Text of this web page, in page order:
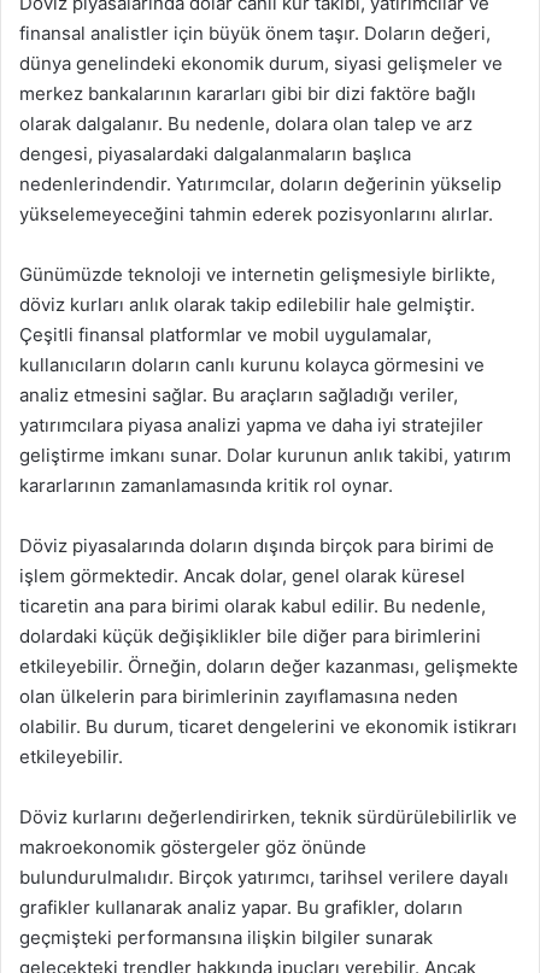
finansal analistler için büyük önem taşır. Doların değeri,
dünya genelindeki ekonomik durum, siyasi gelişmeler ve
merkez bankalarının kararları gibi bir dizi faktöre bağlı
olarak dalgalanır. Bu nedenle, dolara olan talep ve arz
dengesi, piyasalardaki dalgalanmaların başlıca
nedenlerindendir. Yatırımcılar, doların değerinin yükselip
yükselemeyeceğini tahmin ederek pozisyonlarını alırlar.
Günümüzde teknoloji ve internetin gelişmesiyle birlikte,
döviz kurları anlık olarak takip edilebilir hale gelmiştir.
Çeşitli finansal platformlar ve mobil uygulamalar,
kullanıcıların doların canlı kurunu kolayca görmesini ve
analiz etmesini sağlar. Bu araçların sağladığı veriler,
yatırımcılara piyasa analizi yapma ve daha iyi stratejiler
geliştirme imkanı sunar. Dolar kurunun anlık takibi, yatırım
kararlarının zamanlamasında kritik rol oynar.
Döviz piyasalarında doların dışında birçok para birimi de
işlem görmektedir. Ancak dolar, genel olarak küresel
ticaretin ana para birimi olarak kabul edilir. Bu nedenle,
dolardaki küçük değişiklikler bile diğer para birimlerini
etkileyebilir. Örneğin, doların değer kazanması, gelişmekte
olan ülkelerin para birimlerinin zayıflamasına neden
olabilir. Bu durum, ticaret dengelerini ve ekonomik istikrarı
etkileyebilir.
Döviz kurlarını değerlendirirken, teknik sürdürülebilirlik ve
makroekonomik göstergeler göz önünde
bulundurulmalıdır. Birçok yatırımcı, tarihsel verilere dayalı
grafikler kullanarak analiz yapar. Bu grafikler, doların
geçmişteki performansına ilişkin bilgiler sunarak
gelecekteki trendler hakkında ipuçları verebilir. Ancak